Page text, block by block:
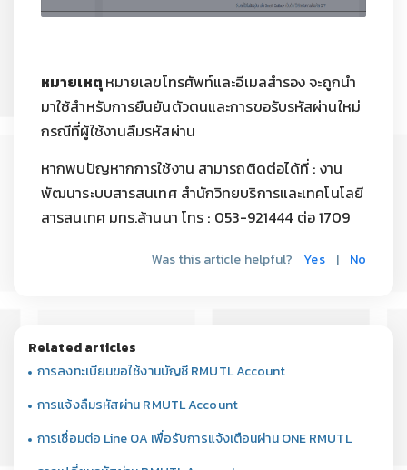
หมายเหตุหมายเลขโทรศัพท์และอีเมลสำรอง จะถูกนำ
มาใช้สำหรับการยืนยันตัวตนและการขอรับรหัสผ่านใหม่
กรณีที่ผู้ใช้งานลืมรหัสผ่าน
หากพบปัญหากการใช้งาน สามารถติดต่อได้ที่ : งาน
พัฒนาระบบสารสนเทศ สำนักวิทยบริการและเทคโนโลยี
สารสนเทศ มทร.ล้านนา โทร : 053-921444 ต่อ 1709
Was this article helpful? Yes | No
Related articles
การลงทะเบียนขอใช้งานบัญชี RMUTL Account
การแจ้งลืมรหัสผ่าน RMUTL Account
การเชื่อมต่อ Line OA เพื่อรับการแจ้งเตือนผ่าน ONE RMUTL